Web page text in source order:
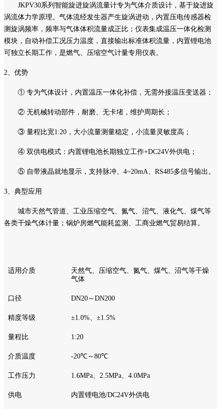
JKPV30系列智能旋进旋涡流量计专为气体介质设计，基于旋进旋
涡流体力学原理。气体流经发生器产生旋涡进动，内置压电传感器检
测旋涡频率，频率与气体体积流量成正比；仪表集成温压一体化检测
模块，自动补偿工况压力温度，直接输出标准体积流量，内置锂电池
可独立长期工作，是燃气、压缩空气计量专用仪表。
2、优势
① 专为气体设计，内置温压一体化补偿，无需外接温压变送器；
② 无机械转动部件，耐磨、无卡堵，维护周期长；
③ 量程比宽1:20，大小流量测量稳定，小流量灵敏度高；
④ 双供电模式：内置锂电池长期独立工作+DC24V外供电；
⑤ 自带液晶就地显示，支持脉冲、4~20mA、RS485多信号输出。
3、典型应用
城市天然气管道、工业压缩空气、氮气、沼气、液化气、煤气等
各类干燥气体计量；锅炉房燃气能耗监测、工商业燃气贸易结算。
适用介质
天然气、压缩空气、氮气、煤气、沼气等干燥
气体
口径 DN20～DN200
精度等级 ±1.0%、±1.5%
量程比 1:20
介质温度 -20℃～80℃
工作压力 1.6MPa、2.5MPa、4.0MPa
供电 内置锂电池/DC24V外供电